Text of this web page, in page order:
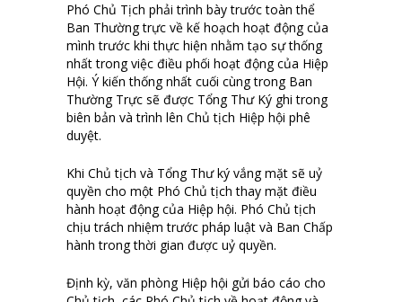
Phó Chủ Tịch phải trình bày trước toàn thể
Ban Thường trực về kế hoạch hoạt động của
mình trước khi thực hiện nhằm tạo sự thống
nhất trong việc điều phối hoạt động của Hiệp
Hội. Ý kiến thống nhất cuối cùng trong Ban
Thường Trực sẽ được Tổng Thư Ký ghi trong
biên bản và trình lên Chủ tịch Hiệp hội phê
duyệt.
Khi Chủ tịch và Tổng Thư ký vắng mặt sẽ uỷ
quyền cho một Phó Chủ tịch thay mặt điều
hành hoạt động của Hiệp hội. Phó Chủ tịch
chịu trách nhiệm trước pháp luật và Ban Chấp
hành trong thời gian được uỷ quyền.
Định kỳ, văn phòng Hiệp hội gửi báo cáo cho